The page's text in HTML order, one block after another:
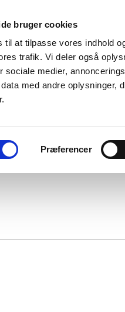
bruger cookies
til at tilpasse vores indhold
trafik. Vi deler også
sociale medier,
med andre oplysninger,
Præferencer